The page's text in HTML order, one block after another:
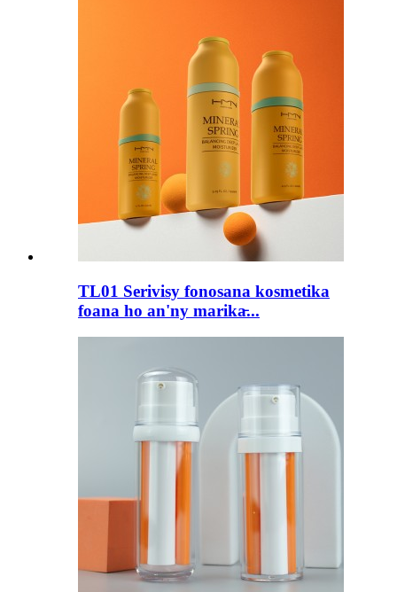
TL01 Serivisy fonosana kosmetika
foana ho an'ny marika̵...